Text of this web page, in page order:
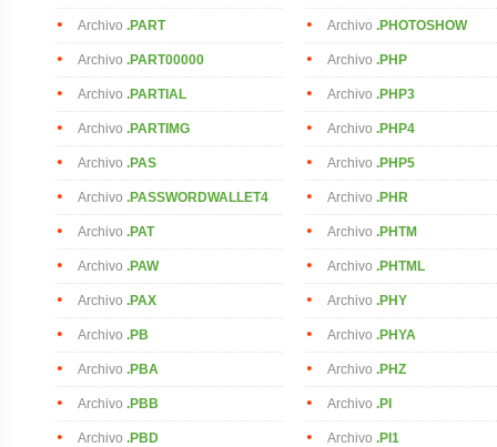
Archivo .PART
Archivo .PART00000
Archivo .PARTIAL
Archivo .PARTIMG
Archivo .PAS
Archivo .PASSWORDWALLET4
Archivo .PAT
Archivo .PAW
Archivo .PAX
Archivo .PB
Archivo .PBA
Archivo .PBB
Archivo .PBD
Archivo .PHOTOSHOW
Archivo .PHP
Archivo .PHP3
Archivo .PHP4
Archivo .PHP5
Archivo .PHR
Archivo .PHTM
Archivo .PHTML
Archivo .PHY
Archivo .PHYA
Archivo .PHZ
Archivo .PI
Archivo .PI1